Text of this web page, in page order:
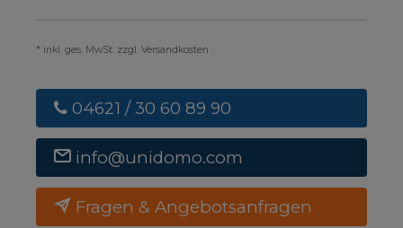
* inkl. ges. MwSt. zzgl. Versandkosten
04621 / 30 60 89 90
info@unidomo.com
Fragen & Angebotsanfragen